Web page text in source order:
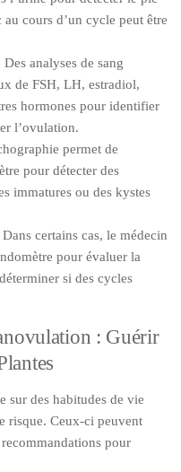
cours d’un cycle peut être
Des analyses de sang
de FSH, LH, estradiol,
hormones pour identifier
l’ovulation.
permet de
pour détecter des
immatures ou des kystes
Dans certains cas, le médecin
pour évaluer la
si des cycles
: Guérir
sur des habitudes de vie
risque. Ceux-ci peuvent
pour